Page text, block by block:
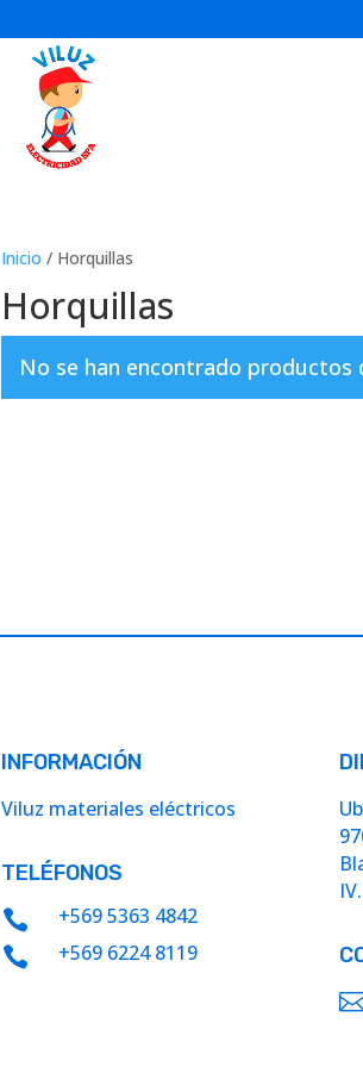
Inicio / Horquillas
Horquillas
No se han encontrado productos
INFORMACIÓN
Viluz materiales eléctricos
TELÉFONOS

+569 5363 4842

+569 6224 8119
IV.